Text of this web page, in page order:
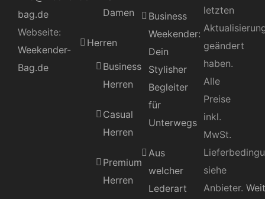
bag.de
Webseite:
Weekender-
Bag.de
Damen
Herren
Business
Herren
Casual
Herren
Premium
Herren
Business
Weekender:
Dein
Stylisher
Begleiter
für
Unterwegs
Aus
welcher
Lederart
letzten
geändert
haben.
Alle
Preise
inkl.
MwSt.
siehe
Anbieter.